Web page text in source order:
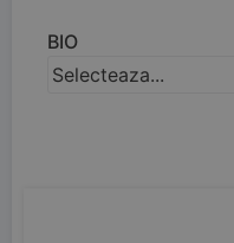
BIO
Selecteaza...